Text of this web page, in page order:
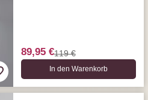
89,95 €119 €
In den Warenkorb